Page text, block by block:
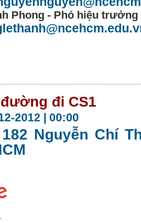
Phong - Phó hiệu trưởng
đi CS1
2012 | 00:00
Nguyễn Chí